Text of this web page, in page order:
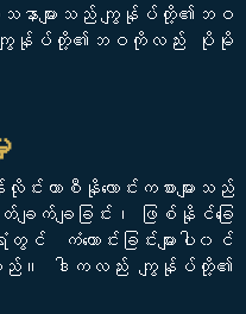
သနာများသည် ကျွန်ုပ်တို့၏ဘဝ
ကျွန်ုပ်တို့၏ဘဝကိုလည်း ပိုမို
ာစီနိုလောင်းကစားများသည်
ျက်ချခြင်း၊ ဖြစ်နိုင်ခြေ
ကောင်းခြင်းများပါ၀င်
ည်။ ဒါကလည်း ကျွန်ုပ်တို့၏